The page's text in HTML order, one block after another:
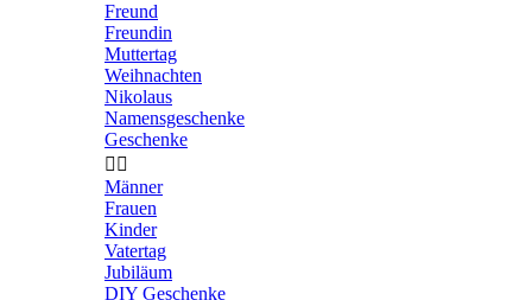
Freund
Freundin
Muttertag
Weihnachten
Nikolaus
Namensgeschenke
Geschenke
 
Männer
Frauen
Kinder
Vatertag
Jubiläum
DIY Geschenke